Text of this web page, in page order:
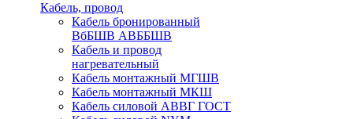
Кабель, провод
Кабель бронированный
ВбБШВ АВББШВ
Кабель и провод
нагревательный
Кабель монтажный МГШВ
Кабель монтажный МКШ
Кабель силовой АВВГ ГОСТ